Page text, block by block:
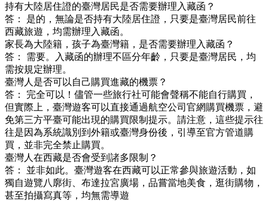
持有大陸居住證的臺灣居民是否需要辦理入藏函？
答： 是的，無論是否持有大陸居住證，只要是臺灣居民前往
西藏旅遊，均需辦理入藏函。
家長為大陸籍，孩子為臺灣籍，是否需要辦理入藏函？
答： 需要。入藏函的辦理不區分年齡，只要是臺灣居民，均
需按規定辦理。
臺灣人是否可以自己購買進藏的機票？
答： 完全可以！儘管一些旅行社可能會聲稱不能自行購買，
但實際上，臺灣遊客可以直接通過航空公司官網購買機票，避
免第三方平臺可能出現的購買限制提示。請注意，這些提示往
往是因為系統識別到外籍或臺灣身份後，引導至官方管道購
買，並非完全禁止購買。
臺灣人在西藏是否會受到諸多限制？
答： 並非如此。臺灣遊客在西藏可以正常參與旅遊活動，如
獨自遊覽八廓街、布達拉宮廣場，品嘗當地美食，逛街購物，
甚至拍攝寫真等，均無需導遊